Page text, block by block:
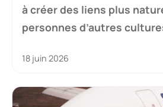
à créer des liens plus
personnes d’autres
18 juin 2026